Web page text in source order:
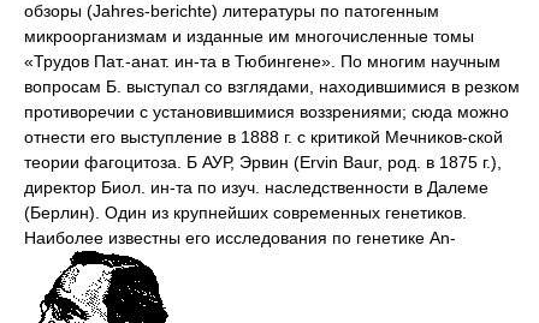
обзоры (Jahres-berichte) литературы по патогенным
микроорганизмам и изданные им многочисленные томы
«Трудов Пат.-анат. ин-та в Тюбингене». По многим научным
вопросам Б. выступал со взглядами, находившимися в резком
противоречии с установившимися воззрениями; сюда можно
отнести его выступление в 1888 г. с критикой Мечников-ской
теории фагоцитоза. Б АУР, Эрвин (Ervin Baur, род. в 1875 г.),
директор Биол. ин-та по изуч. наследственности в Далеме
(Берлин). Один из крупнейших современных генетиков.
Наиболее известны его исследования по генетике An-